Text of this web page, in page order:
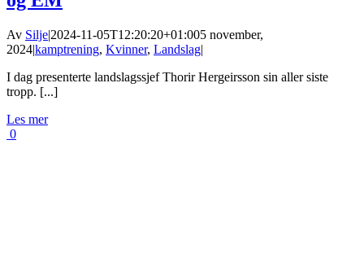
Av Silje|2024-11-05T12:20:20+01:005 november,
2024|kamptrening, Kvinner, Landslag|
I dag presenterte landslagssjef Thorir Hergeirsson sin aller siste
tropp. [...]
Les mer
0